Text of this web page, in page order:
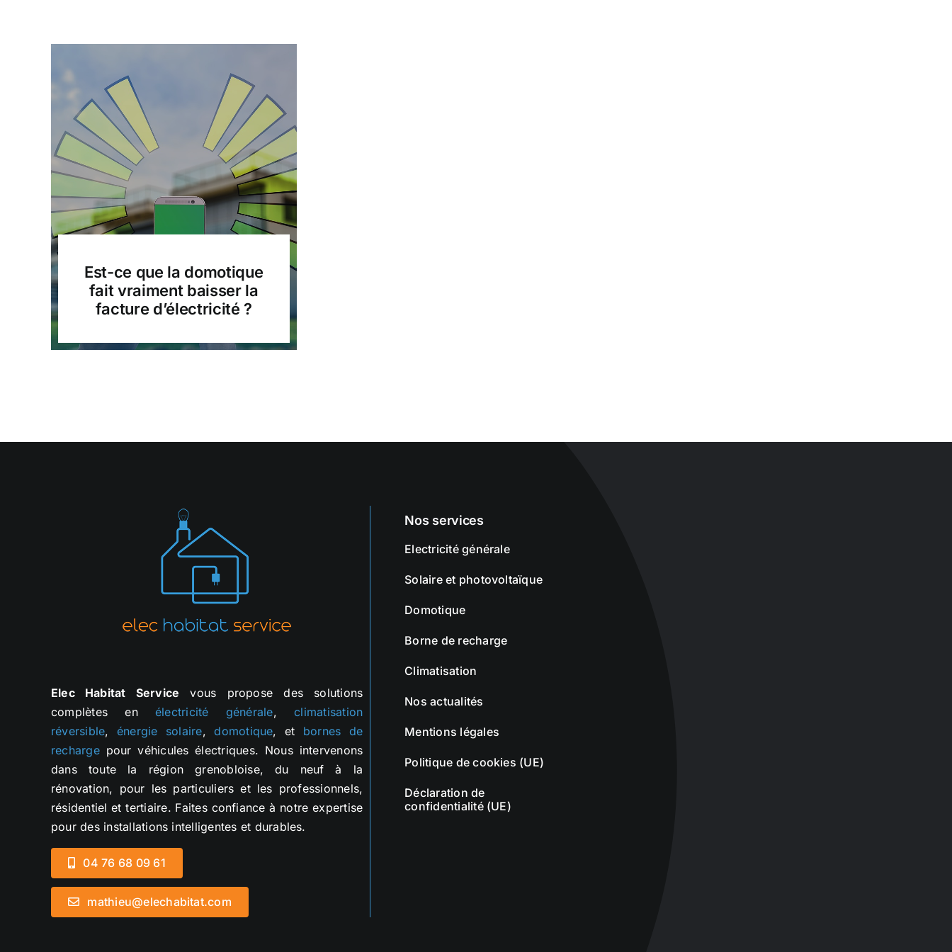
Est-ce que la domotique
fait vraiment baisser la
facture d’électricité ?
Elec Habitat Service vous propose des solutions
complètes en électricité générale,climatisation
réversible, énergie solaire,domotique, et bornes de
rechargepour véhicules électriques. Nous intervenons
dans toute la région grenobloise, du neuf à la
rénovation, pour les particuliers et les professionnels,
résidentiel et tertiaire. Faites confiance à notre expertise
pour des installations intelligentes et durables.
04 76 68 09 61
mathieu@elechabitat.com
Nos services
Electricité générale
Solaire et photovoltaïque
Domotique
Borne de recharge
Climatisation
Nos actualités
Mentions légales
Politique de cookies (UE)
Déclaration de
confidentialité (UE)